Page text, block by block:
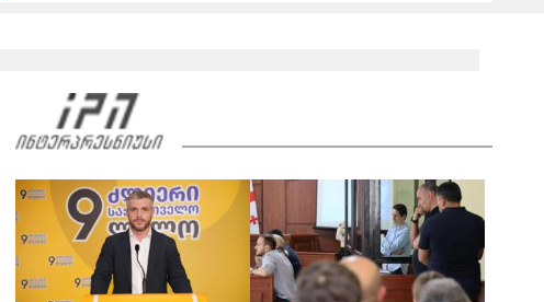
არქიმანდრიტი ილია თოლორაია სოციალურ
01:09
გიგა ავალიანის დედა განცხადებას
ავრცელებს - "თეთრად გავათენე, “ფეისბუქში”
ვერ შევედი, თუმცაღა გავიგე, რომ..."
ცნობილია რა მუხლით დააკავეს ნია იმნაძე -
ამ დრომდე ის კლინიკაშია: რას ამბობს ექიმი